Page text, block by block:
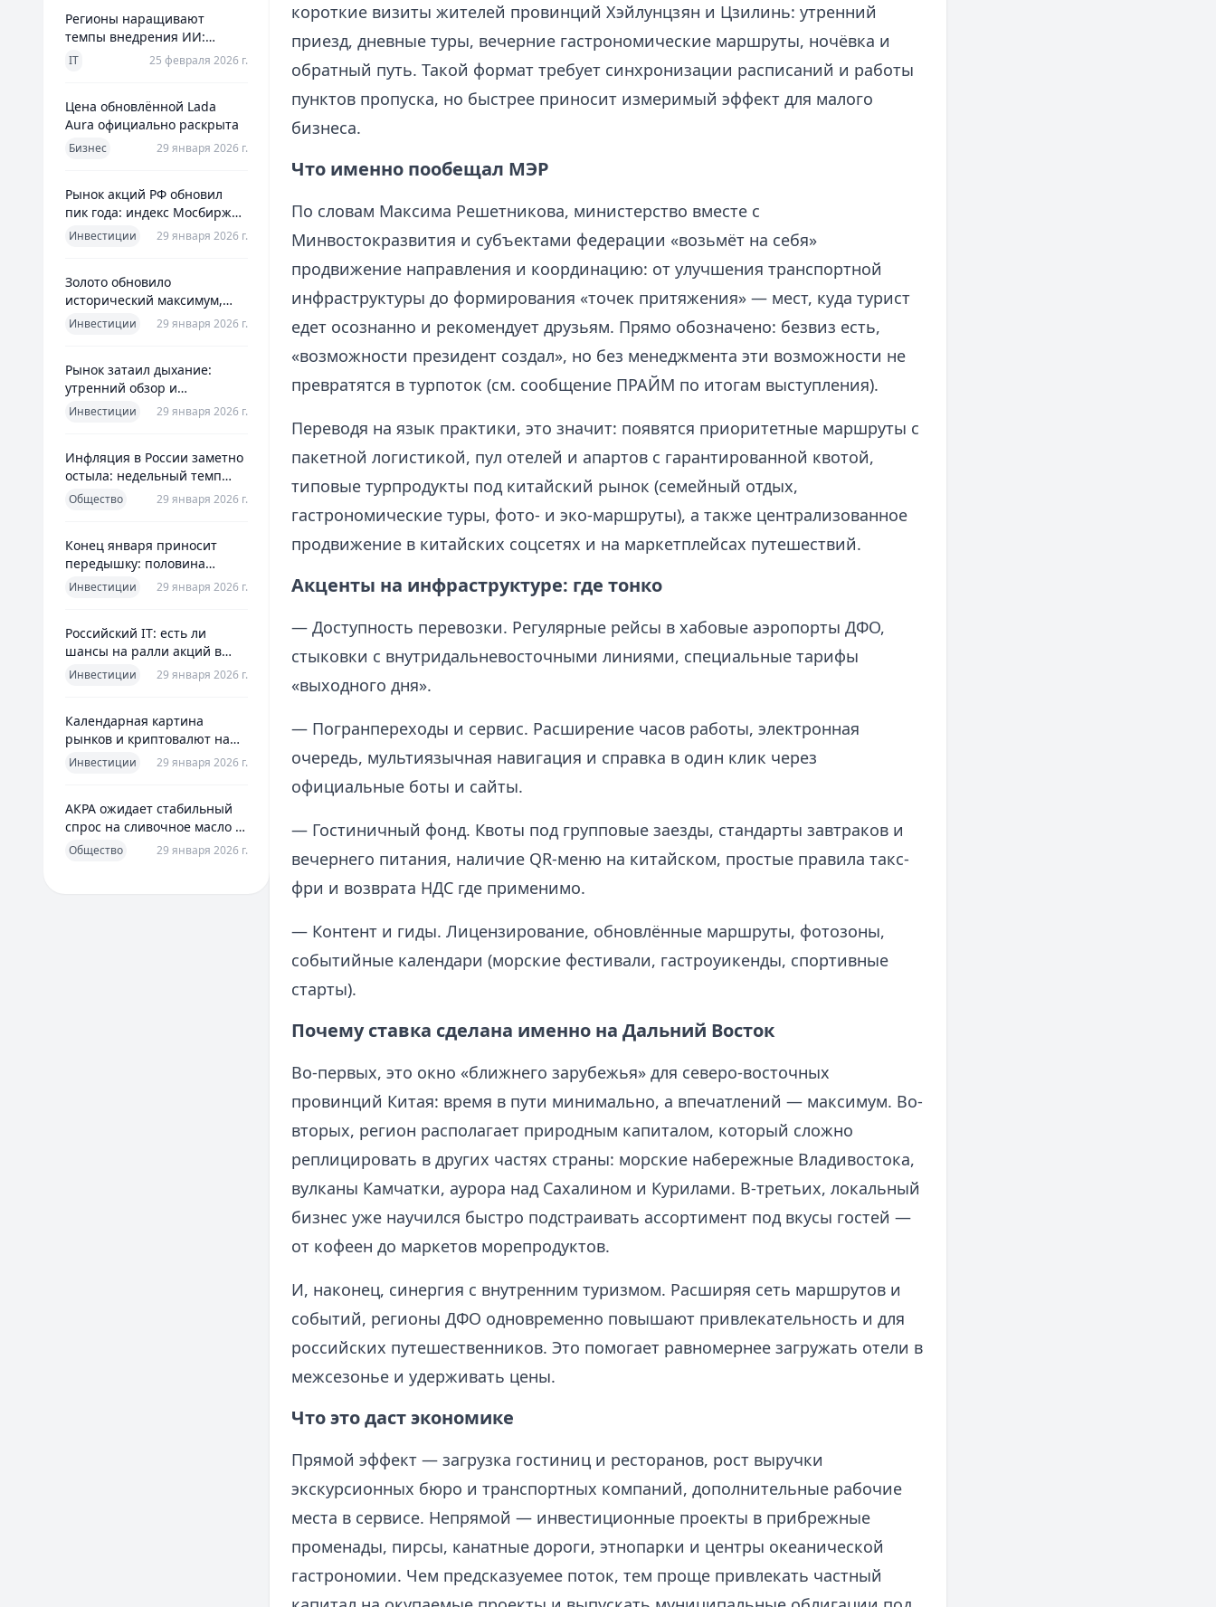
Регионы наращивают
темпы внедрения ИИ:
главное из отраслевого
IT 25 февраля 2026 г.
Цена обновлённой Lada
Aura официально раскрыта
Бизнес 29 января 2026 г.
Рынок акций РФ обновил
пик года: индекс Мосбиржи
на новом максимуме 2026-го
Инвестиции 29 января 2026 г.
Золото обновило
исторический максимум,
превысив планку в $5600 за
Инвестиции 29 января 2026 г.
Рынок затаил дыхание:
утренний обзор и
ориентиры для инвесторов
Инвестиции 29 января 2026 г.
Инфляция в России заметно
остыла: недельный темп
упал более чем вдвое
Общество 29 января 2026 г.
Конец января приносит
передышку: половина
годовой цели ЦБ «сделана»
Инвестиции 29 января 2026 г.
Российский IT: есть ли
шансы на ралли акций в
2026 без опоры на ИИ
Инвестиции 29 января 2026 г.
Календарная картина
рынков и криптовалют на
четверг, 29 января 2026
Инвестиции 29 января 2026 г.
АКРА ожидает стабильный
спрос на сливочное масло в
2026 году
Общество 29 января 2026 г.
короткие визиты жителей провинций Хэйлунцзян и Цзилинь: утренний
приезд, дневные туры, вечерние гастрономические маршруты, ночёвка и
обратный путь. Такой формат требует синхронизации расписаний и работы
пунктов пропуска, но быстрее приносит измеримый эффект для малого
бизнеса.
Что именно пообещал МЭР
По словам Максима Решетникова, министерство вместе с
Минвостокразвития и субъектами федерации «возьмёт на себя»
продвижение направления и координацию: от улучшения транспортной
инфраструктуры до формирования «точек притяжения» — мест, куда турист
едет осознанно и рекомендует друзьям. Прямо обозначено: безвиз есть,
«возможности президент создал», но без менеджмента эти возможности не
превратятся в турпоток (см. сообщение ПРАЙМ по итогам выступления).
Переводя на язык практики, это значит: появятся приоритетные маршруты с
пакетной логистикой, пул отелей и апартов с гарантированной квотой,
типовые турпродукты под китайский рынок (семейный отдых,
гастрономические туры, фото- и эко-маршруты), а также централизованное
продвижение в китайских соцсетях и на маркетплейсах путешествий.
Акценты на инфраструктуре: где тонко
— Доступность перевозки. Регулярные рейсы в хабовые аэропорты ДФО,
стыковки с внутридальневосточными линиями, специальные тарифы
«выходного дня».
— Погранпереходы и сервис. Расширение часов работы, электронная
очередь, мультиязычная навигация и справка в один клик через
официальные боты и сайты.
— Гостиничный фонд. Квоты под групповые заезды, стандарты завтраков и
вечернего питания, наличие QR-меню на китайском, простые правила такс-
фри и возврата НДС где применимо.
— Контент и гиды. Лицензирование, обновлённые маршруты, фотозоны,
событийные календари (морские фестивали, гастроуикенды, спортивные
старты).
Почему ставка сделана именно на Дальний Восток
Во-первых, это окно «ближнего зарубежья» для северо-восточных
провинций Китая: время в пути минимально, а впечатлений — максимум. Во-
вторых, регион располагает природным капиталом, который сложно
реплицировать в других частях страны: морские набережные Владивостока,
вулканы Камчатки, аурора над Сахалином и Курилами. В-третьих, локальный
бизнес уже научился быстро подстраивать ассортимент под вкусы гостей —
от кофеен до маркетов морепродуктов.
И, наконец, синергия с внутренним туризмом. Расширяя сеть маршрутов и
событий, регионы ДФО одновременно повышают привлекательность и для
российских путешественников. Это помогает равномернее загружать отели в
межсезонье и удерживать цены.
Что это даст экономике
Прямой эффект — загрузка гостиниц и ресторанов, рост выручки
экскурсионных бюро и транспортных компаний, дополнительные рабочие
места в сервисе. Непрямой — инвестиционные проекты в прибрежные
променады, пирсы, канатные дороги, этнопарки и центры океанической
гастрономии. Чем предсказуемее поток, тем проще привлекать частный